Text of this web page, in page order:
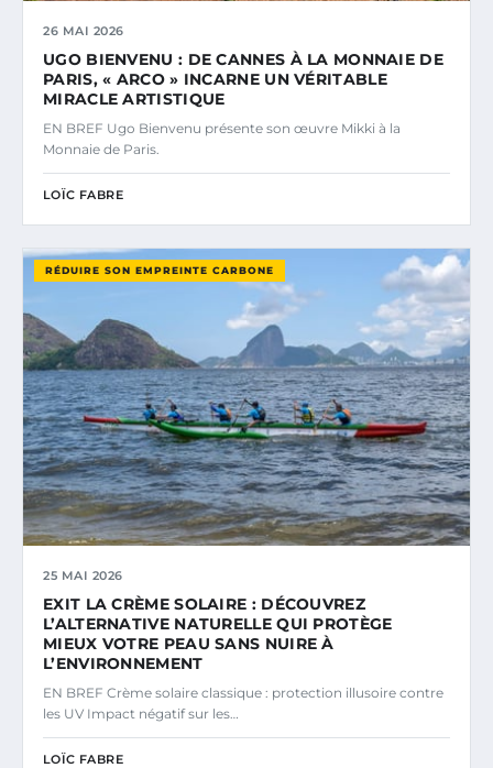
26 MAI 2026
UGO BIENVENU : DE CANNES À LA MONNAIE DE
PARIS, « ARCO » INCARNE UN VÉRITABLE
MIRACLE ARTISTIQUE
EN BREF Ugo Bienvenu présente son œuvre Mikki à la
Monnaie de Paris.
LOÏC FABRE
RÉDUIRE SON EMPREINTE CARBONE
25 MAI 2026
EXIT LA CRÈME SOLAIRE : DÉCOUVREZ
L’ALTERNATIVE NATURELLE QUI PROTÈGE
MIEUX VOTRE PEAU SANS NUIRE À
L’ENVIRONNEMENT
EN BREF Crème solaire classique : protection illusoire contre
les UV Impact négatif sur les…
LOÏC FABRE